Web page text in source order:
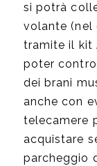
si potrà
volante (nel
tramite il kit
poter
dei brani
anche con
telecamere
acquistare
parcheggio